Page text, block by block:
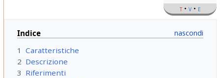
t v e
Indice
1 Caratteristiche
2 Descrizione
3 Riferimenti